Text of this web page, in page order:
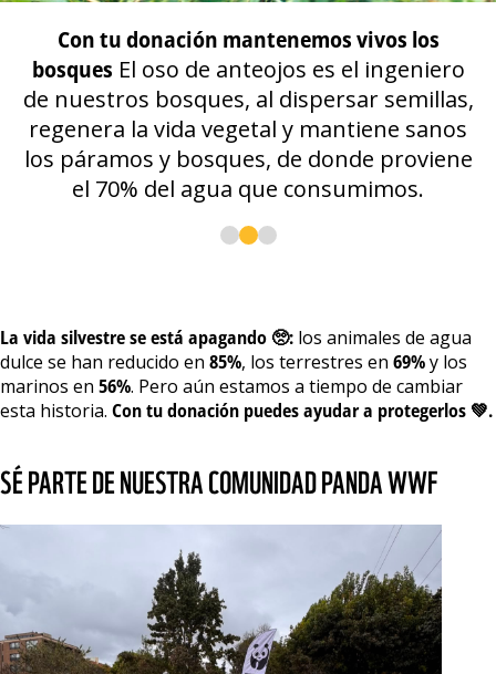
Con tu donación mantenemos vivos los
bosques El oso de anteojos es el ingeniero
de nuestros bosques, al dispersar semillas,
regenera la vida vegetal y mantiene sanos
los páramos y bosques, de donde proviene
el 70% del agua que consumimos.
La vida silvestre se está apagando 🥺: los animales de agua
dulce se han reducido en 85%, los terrestres en 69%y los
marinos en 56%. Pero aún estamos a tiempo de cambiar
esta historia. Con tu donación puedes ayudar a protegerlos 💚.
SÉ PARTE DE NUESTRA COMUNIDAD PANDA WWF